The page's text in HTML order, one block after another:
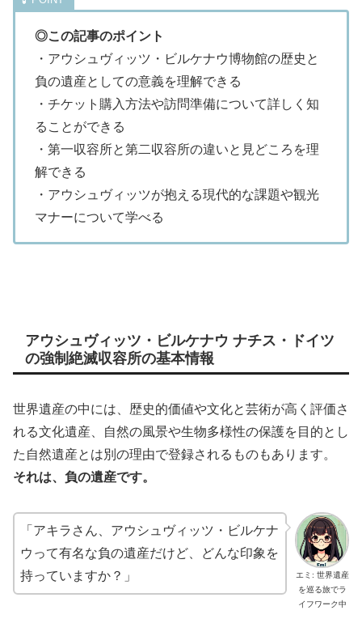
◎この記事のポイント
・アウシュヴィッツ・ビルケナウ博物館の歴史と
負の遺産としての意義を理解できる
・チケット購入方法や訪問準備について詳しく知
ることができる
・第一収容所と第二収容所の違いと見どころを理
解できる
・アウシュヴィッツが抱える現代的な課題や観光
マナーについて学べる
アウシュヴィッツ・ビルケナウ ナチス・ドイツ
の強制絶滅収容所の基本情報
世界遺産の中には、歴史的価値や文化と芸術が高く評価さ
れる文化遺産、自然の風景や生物多様性の保護を目的とし
た自然遺産とは別の理由で登録されるものもあります。
それは、負の遺産です。
エミ: 世界遺産
を巡る旅でラ
イフワーク中
「アキラさん、アウシュヴィッツ・ビルケナ
ウって有名な負の遺産だけど、どんな印象を
持っていますか？」